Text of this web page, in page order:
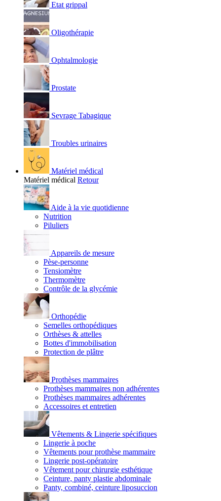
Etat grippal
Oligothérapie
Ophtalmologie
Prostate
Sevrage Tabagique
Troubles urinaires
Matériel médical
Matériel médical Retour
Aide à la vie quotidienne
Nutrition
Piluliers
Appareils de mesure
Pèse-personne
Tensiomètre
Thermomètre
Contrôle de la glycémie
Orthopédie
Semelles orthopédiques
Orthèses & attelles
Bottes d'immobilisation
Protection de plâtre
Prothèses mammaires
Prothèses mammaires non adhérentes
Prothèses mammaires adhérentes
Accessoires et entretien
Vêtements & Lingerie spécifiques
Lingerie à poche
Vêtements pour prothèse mammaire
Lingerie post-opératoire
Vêtement pour chirurgie esthétique
Ceinture, panty plastie abdominale
Panty, combiné, ceinture liposuccion